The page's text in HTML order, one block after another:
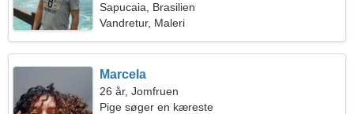
Sapucaia, Brasilien
Vandretur, Maleri
Marcela
26 år, Jomfruen
Pige søger en kæreste